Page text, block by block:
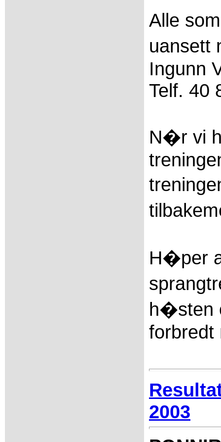
Alle
uansett
Ingunn
Telf. 40
N�r vi
H�per
h�sten
forbredt
2003